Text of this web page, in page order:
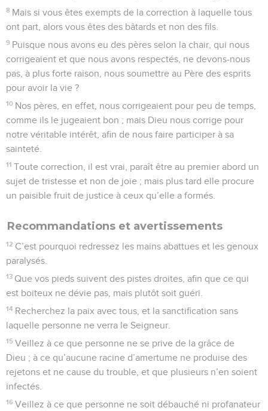
8 Mais si vous êtes exempts de la correction à laquelle tous
ont part, alors vous êtes des bâtards et non des fils.
9 Puisque nous avons eu des pères selon la chair, qui nous
corrigeaient et que nous avons respectés, ne devons-nous
pas, à plus forte raison, nous soumettre au Père des esprits
pour avoir la vie ?
10 Nos pères, en effet, nous corrigeaient pour peu de temps,
comme ils le jugeaient bon ; mais Dieu nous corrige pour
notre véritable intérêt, afin de nous faire participer à sa
sainteté.
11 Toute correction, il est vrai, paraît être au premier abord un
sujet de tristesse et non de joie ; mais plus tard elle procure
un paisible fruit de justice à ceux qu’elle a formés.
Recommandations et avertissements
12 C’est pourquoi redressez les mains abattues et les genoux
paralysés.
13 Que vos pieds suivent des pistes droites, afin que ce qui
est boiteux ne dévie pas, mais plutôt soit guéri.
14 Recherchez la paix avec tous, et la sanctification sans
laquelle personne ne verra le Seigneur.
15 Veillez à ce que personne ne se prive de la grâce de
Dieu ; à ce qu’aucune racine d’amertume ne produise des
rejetons et ne cause du trouble, et que plusieurs n’en soient
infectés.
16 Veillez à ce que personne ne soit débauché ni profanateur